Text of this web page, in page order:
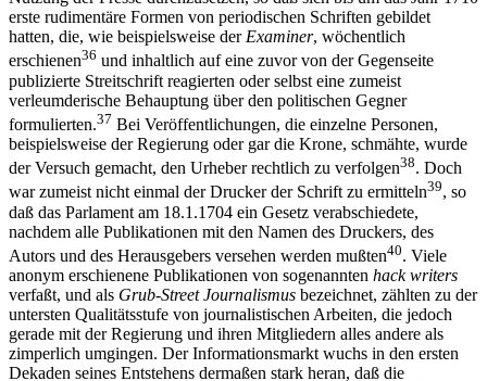
erste rudimentäre Formen von periodischen Schriften gebildet
hatten, die, wie beispielsweise derExaminer, wöchentlich
erschienen36 und inhaltlich auf eine zuvor von der Gegenseite
publizierte Streitschrift reagierten oder selbst eine zumeist
verleumderische Behauptung über den politischen Gegner
formulierten.37 Bei Veröffentlichungen, die einzelne Personen,
beispielsweise der Regierung oder gar die Krone, schmähte, wurde
der Versuch gemacht, den Urheber rechtlich zu verfolgen38. Doch
war zumeist nicht einmal der Drucker der Schrift zu ermitteln39, so
daß das Parlament am 18.1.1704 ein Gesetz verabschiedete,
nachdem alle Publikationen mit den Namen des Druckers, des
Autors und des Herausgebers versehen werden mußten40. Viele
anonym erschienene Publikationen von sogenannten hack writers
verfaßt, und als Grub-Street Journalismus bezeichnet, zählten zu der
untersten Qualitätsstufe von journalistischen Arbeiten, die jedoch
gerade mit der Regierung und ihren Mitgliedern alles andere als
zimperlich umgingen. Der Informationsmarkt wuchs in den ersten
Dekaden seines Entstehens dermaßen stark heran, daß die